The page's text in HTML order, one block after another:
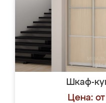
Шкаф-
Цена: